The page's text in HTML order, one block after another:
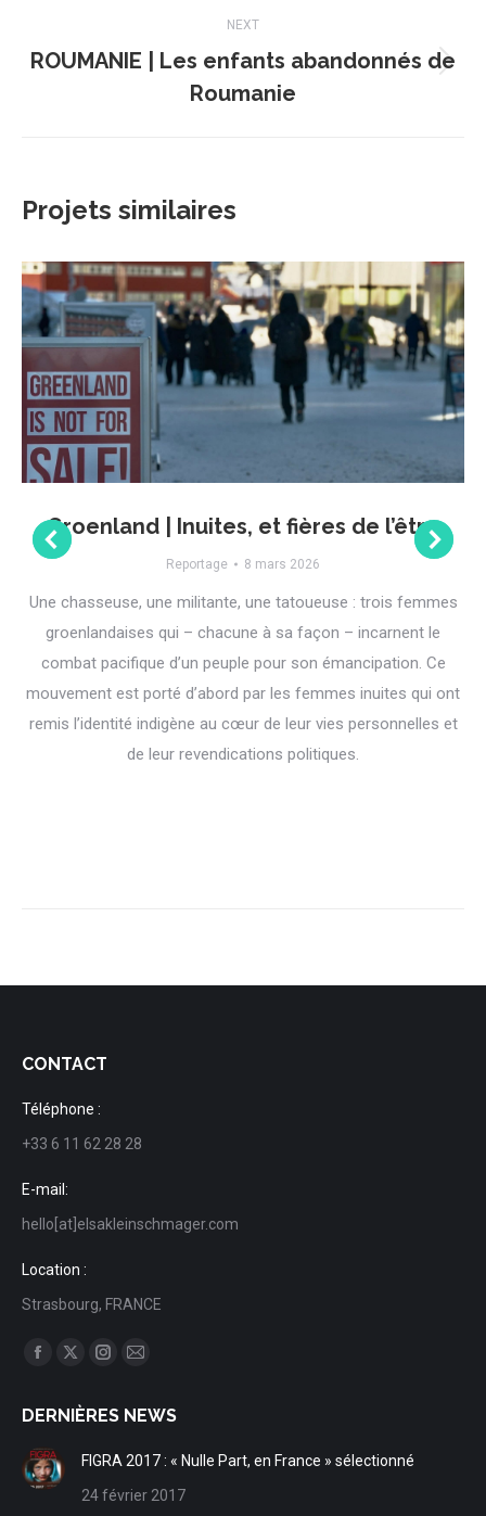
commentaire
NEXT
Projets
similaires
ROUMANIE | Les enfants abandonnés de
Roumanie
Projets similaires
Groenland | Inuites, et fières de l’être
Reportage 8 mars 2026
Une chasseuse, une militante, une tatoueuse : trois femmes
groenlandaises qui – chacune à sa façon – incarnent le
combat pacifique d’un peuple pour son émancipation. Ce
mouvement est porté d’abord par les femmes inuites qui ont
remis l’identité indigène au cœur de leur vies personnelles et
de leur revendications politiques.
CONTACT
Téléphone :
+33 6 11 62 28 28
E-mail:
hello[at]elsakleinschmager.com
Location :
Strasbourg, FRANCE
Trouvez nous sur :
Facebook
opens
in
new
window
X
opens
window
Instagram
opens
window
Mail
opens
window
DERNIÈRES NEWS
FIGRA 2017 : « Nulle Part, en France » sélectionné
24 février 2017